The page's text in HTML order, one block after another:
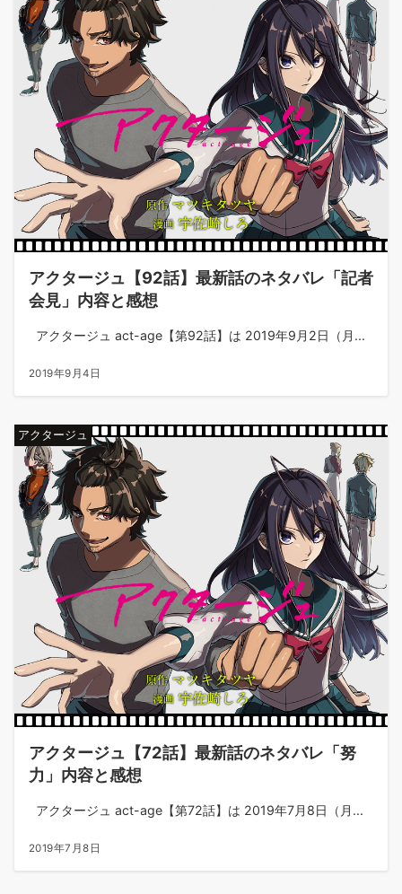
アクタージュ【92話】最新話のネタバレ「記者
会見」内容と感想
アクタージュ act-age【第92話】は 2019年9月2日（月...
2019年9月4日
アクタージュ
アクタージュ【72話】最新話のネタバレ「努
力」内容と感想
アクタージュ act-age【第72話】は 2019年7月8日（月...
2019年7月8日